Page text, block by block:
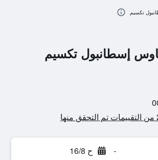
إسطانبول تكسيم
- ح 16/8
تكسيم